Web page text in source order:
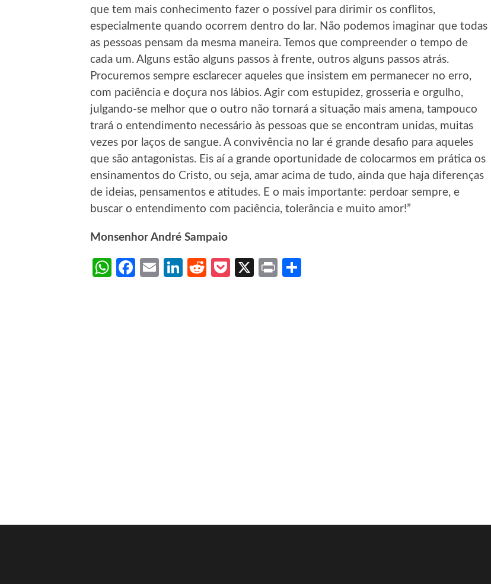
que tem mais conhecimento fazer o possível para dirimir os conflitos,
especialmente quando ocorrem dentro do lar. Não podemos imaginar que todas
as pessoas pensam da mesma maneira. Temos que compreender o tempo de
cada um. Alguns estão alguns passos à frente, outros alguns passos atrás.
Procuremos sempre esclarecer aqueles que insistem em permanecer no erro,
com paciência e doçura nos lábios. Agir com estupidez, grosseria e orgulho,
julgando-se melhor que o outro não tornará a situação mais amena, tampouco
trará o entendimento necessário às pessoas que se encontram unidas, muitas
vezes por laços de sangue. A convivência no lar é grande desafio para aqueles
que são antagonistas. Eis aí a grande oportunidade de colocarmos em prática os
ensinamentos do Cristo, ou seja, amar acima de tudo, ainda que haja diferenças
de ideias, pensamentos e atitudes. E o mais importante: perdoar sempre, e
buscar o entendimento com paciência, tolerância e muito amor!”
Monsenhor André Sampaio
WhatsApp
Facebook
EmailLinkedIn
RedditPocket
X Print